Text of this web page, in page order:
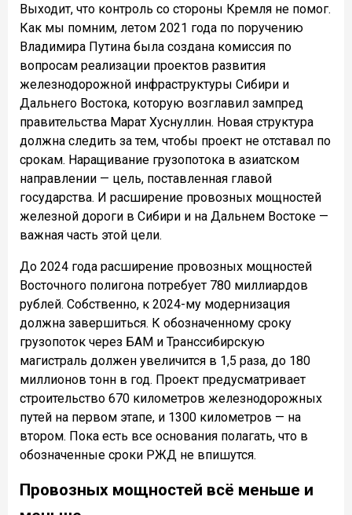
Выходит, что контроль со стороны Кремля не помог.
Как мы помним, летом 2021 года по поручению
Владимира Путина была создана комиссия по
вопросам реализации проектов развития
железнодорожной инфраструктуры Сибири и
Дальнего Востока, которую возглавил зампред
правительства Марат Хуснуллин. Новая структура
должна следить за тем, чтобы проект не отставал по
срокам. Наращивание грузопотока в азиатском
направлении — цель, поставленная главой
государства. И расширение провозных мощностей
железной дороги в Сибири и на Дальнем Востоке —
важная часть этой цели.
До 2024 года расширение провозных мощностей
Восточного полигона потребует 780 миллиардов
рублей. Собственно, к 2024-му модернизация
должна завершиться. К обозначенному сроку
грузопоток через БАМ и Транссибирскую
магистраль должен увеличится в 1,5 раза, до 180
миллионов тонн в год. Проект предусматривает
строительство 670 километров железнодорожных
путей на первом этапе, и 1300 километров — на
втором. Пока есть все основания полагать, что в
обозначенные сроки РЖД не впишутся.
Провозных мощностей всё меньше и